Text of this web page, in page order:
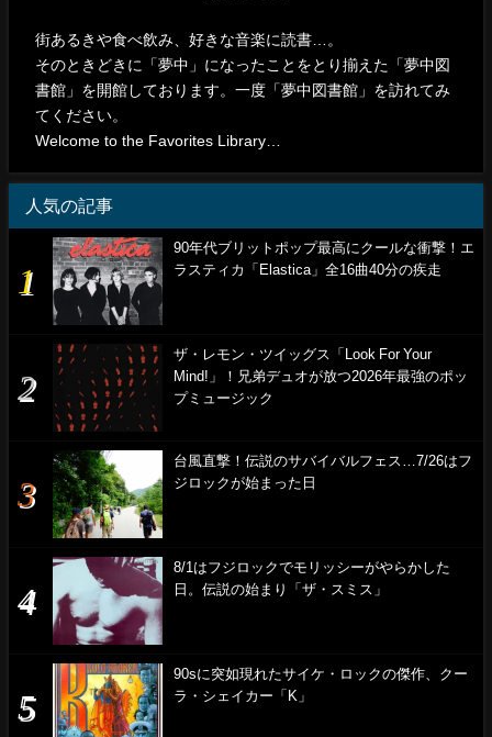
街あるきや食べ飲み、好きな音楽に読書…。
そのときどきに「夢中」になったことをとり揃えた「夢中図
書館」を開館しております。一度「夢中図書館」を訪れてみ
てください。
Welcome to the Favorites Library…
人気の記事
90年代ブリットポップ最高にクールな衝撃！エ
ラスティカ「Elastica」全16曲40分の疾走
ザ・レモン・ツイッグス「Look For Your
Mind!」！兄弟デュオが放つ2026年最強のポッ
プミュージック
台風直撃！伝説のサバイバルフェス…7/26はフ
ジロックが始まった日
8/1はフジロックでモリッシーがやらかした
日。伝説の始まり「ザ・スミス」
90sに突如現れたサイケ・ロックの傑作、クー
ラ・シェイカー「K」